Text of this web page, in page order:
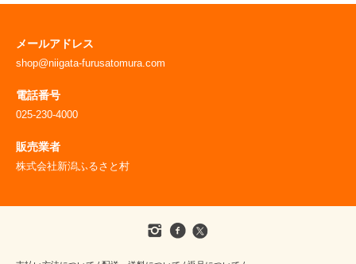
メールアドレス
shop@niigata-furusatomura.com
電話番号
025-230-4000
販売業者
株式会社新潟ふるさと村